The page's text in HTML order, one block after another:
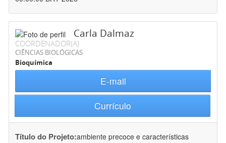
Carla Dalmaz
COORDENADOR(A)
CIÊNCIAS BIOLÓGICAS
Bioquímica
E-mail
Currículo
Título do Projeto:ambiente precoce e características